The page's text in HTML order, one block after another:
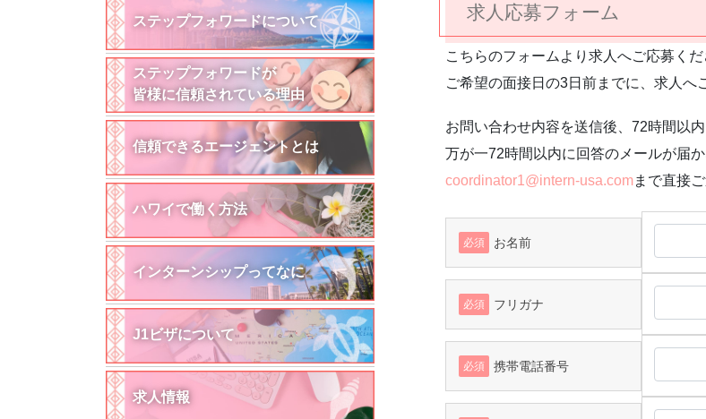
求人応募フォーム
こちらのフォームより求人へご応募くだ
ご希望の面接日の3日前までに、求人へ
お問い合わせ内容を送信後、72時間以
万が一72時間以内に回答のメールが届
coordinator1@intern-usa.comまで直接
必須 お名前
必須 フリガナ
必須 携帯電話番号
ステップフォワードについて
ステップフォワードが
皆様に信頼されている理由
信頼できるエージェントとは
ハワイで働く方法
インターンシップってなに
J1ビザについて
求人情報